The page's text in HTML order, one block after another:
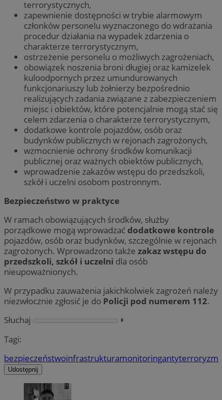
terrorystycznych,
zapewnienie dostępności w trybie alarmowym
członków personelu wyznaczonego do wdrażania
procedur działania na wypadek zdarzenia o
charakterze terrorystycznym,
ostrzeżenie personelu o możliwych zagrożeniach,
obowiązek noszenia broni długiej oraz kamizelek
kuloodpornych przez umundurowanych
funkcjonariuszy lub żołnierzy bezpośrednio
realizujących zadania związane z zabezpieczeniem
miejsc i obiektów, które potencjalnie mogą stać się
celem zdarzenia o charakterze terrorystycznym,
dodatkowe kontrole pojazdów, osób oraz
budynków publicznych w rejonach zagrożonych,
wzmocnienie ochrony środków komunikacji
publicznej oraz ważnych obiektów publicznych,
wprowadzenie zakazów wstępu do przedszkoli,
szkół i uczelni osobom postronnym.
Bezpieczeństwo w praktyce
W ramach obowiązujących środków, służby
porządkowe mogą wprowadzać dodatkowe kontrole
pojazdów, osób oraz budynków, szczególnie w rejonach
zagrożonych. Wprowadzono także zakaz wstępu do
przedszkoli, szkół i uczelni dla osób
nieupoważnionych.
W przypadku zauważenia jakichkolwiek zagrożeń należy
niezwłocznie zgłosić je do Policji pod numerem 112.
Słuchaj
⏵︎
Tagi:
bezpieczeństwoinfrastrukturamonitoringantyterroryzm
Udostępnij